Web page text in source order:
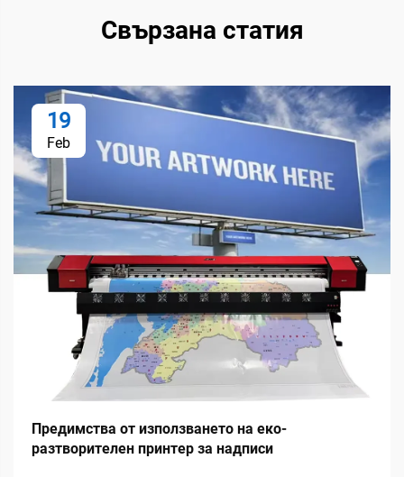
Свързана статия
19
Feb
Предимства от използването на еко-
разтворителен принтер за надписи